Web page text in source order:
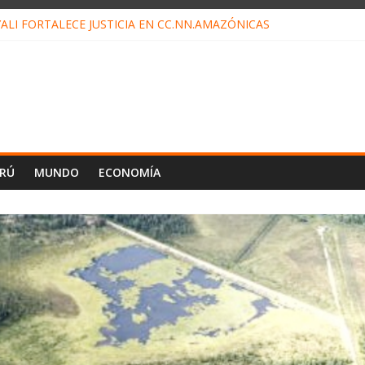
FORTALECE JUSTICIA EN CC.NN.AMAZÓNICAS
MUNDO ECONOMÍA